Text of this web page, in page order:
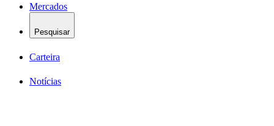
Mercados
Pesquisar
Carteira
Notícias